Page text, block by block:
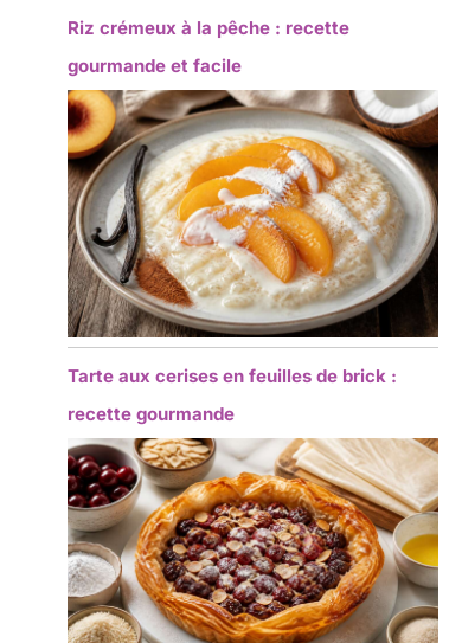
Riz crémeux à la pêche : recette
gourmande et facile
Tarte aux cerises en feuilles de brick :
recette gourmande